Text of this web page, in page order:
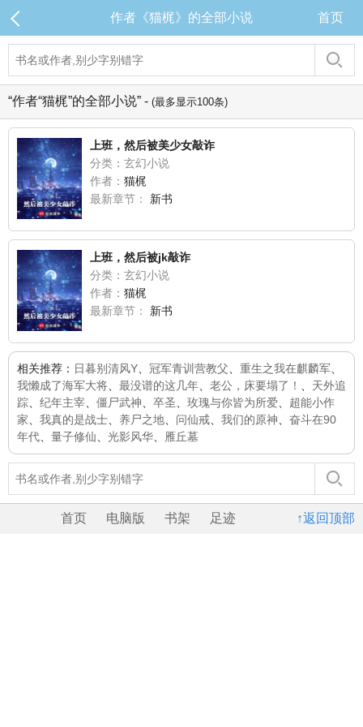
作者《猫梶》的全部小说 首页
“作者“猫梶”的全部小说” - (最多显示100条)
上班，然后被美少女敲诈
分类：玄幻小说
作者： 猫梶
最新章节：
新书
上班，然后被jk敲诈
分类：玄幻小说
作者： 猫梶
最新章节：
新书
相关推荐： 日暮别清风Y 冠军青训营教父 重生之我在麒麟军
我懒成了海军大将
最没谱的这几年 老公，床要塌了！
天外追
踪
纪年主宰 僵尸武神 卒圣 玫瑰与你皆为所爱
超能小作
家
我真的是战士 养尸之地 问仙戒 我们的原神
奋斗在90
年代
量子修仙 光影风华 雁丘墓
↑返回顶部
首页 电脑版 书架 足迹